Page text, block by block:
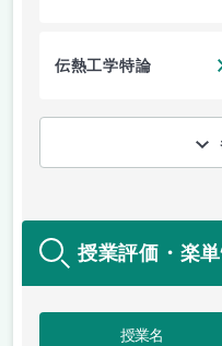
伝熱工学特論
授業評価・楽
授業名